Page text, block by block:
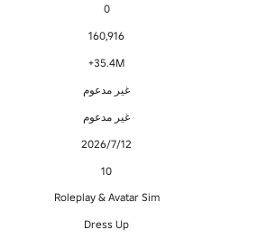
0
160,916
35.4M+
غير مدعوم
غير مدعوم
12‏/7‏/2026
10
Roleplay & Avatar Sim
Dress Up